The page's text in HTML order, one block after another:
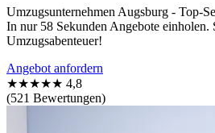
Umzugsunternehmen Augsburg - Top-
In nur 58 Sekunden Angebote einholen.
Umzugsabenteuer!
Angebot anfordern
★★★★★ 4,8
(521 Bewertungen)